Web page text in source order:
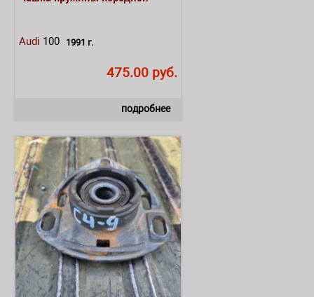
Audi 100 1991 г.
475.00 руб.
подробнее